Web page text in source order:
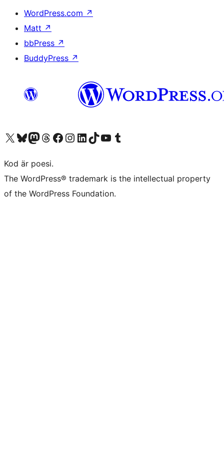
WordPress.com ↗
Matt ↗
bbPress ↗
BuddyPress ↗
Besök vår X-konto (f.d. Twitter)
Besök vårt Bluesky-konto
Besök vårt Mastodon-konto
Besök vårt Thread-konto
Besök vår Facebook-sidaBesök vårt Instagram-konto
Besök vårt LinkedIn-konto
Besök vårt TikTok-konto
Besök vår YouTube-kanalBesök vårt Tumblr-konto
Kod är poesi.
The WordPress® trademark is the intellectual property
of the WordPress Foundation.